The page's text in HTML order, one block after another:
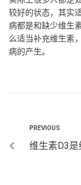
较好的状态，其实
病都是和缺少维生
么适当补充维生素
病的产生。
PREVIOUS
维生素D3是